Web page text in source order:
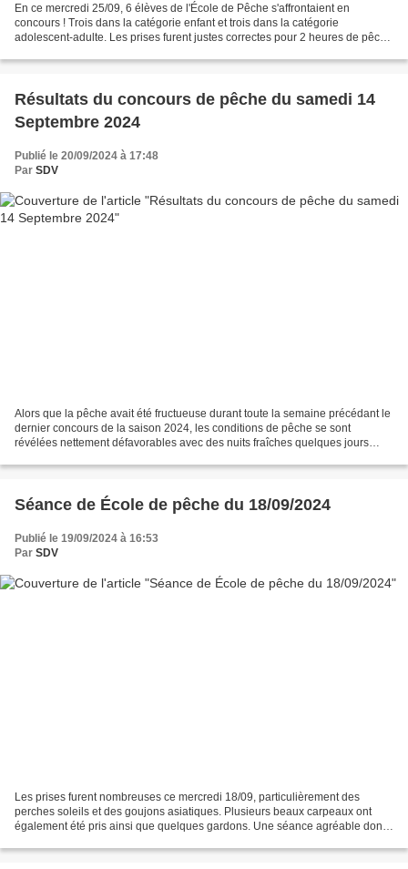
En ce mercredi 25/09, 6 élèves de l'École de Pêche s'affrontaient en
concours ! Trois dans la catégorie enfant et trois dans la catégorie
adolescent-adulte. Les prises furent justes correctes pour 2 heures de pêche
Résultats du concours de pêche du samedi 14
Septembre 2024
Publié le 20/09/2024 à 17:48
Par SDV
Alors que la pêche avait été fructueuse durant toute la semaine précédant le
dernier concours de la saison 2024, les conditions de pêche se sont
révélées nettement défavorables avec des nuits fraîches quelques jours
Séance de École de pêche du 18/09/2024
Publié le 19/09/2024 à 16:53
Par SDV
Les prises furent nombreuses ce mercredi 18/09, particulièrement des
perches soleils et des goujons asiatiques. Plusieurs beaux carpeaux ont
également été pris ainsi que quelques gardons. Une séance agréable donc